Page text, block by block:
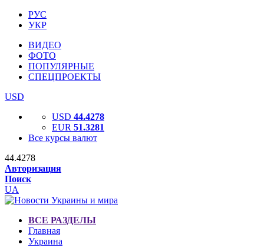
РУС
УКР
ВИДЕО
ФОТО
ПОПУЛЯРНЫЕ
СПЕЦПРОЕКТЫ
USD
USD 44.4278
EUR 51.3281
Все курсы валют
44.4278
Авторизация
Поиск
UA
ВСЕ РАЗДЕЛЫ
Главная
Украина